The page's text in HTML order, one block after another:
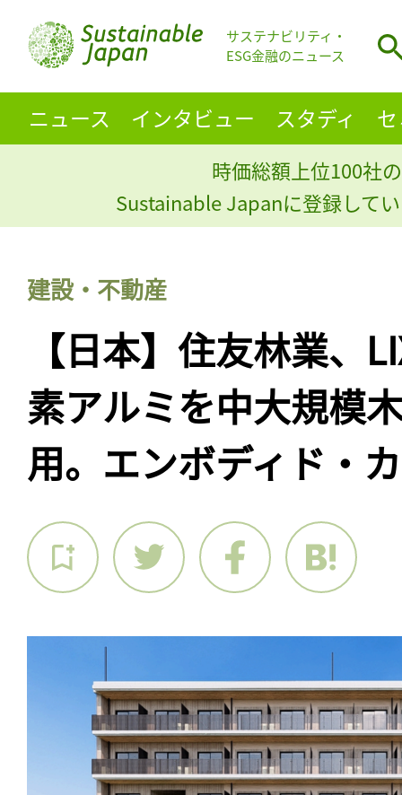
サステナビリティ・
ESG金融のニュース
ニュース インタビュー スタディ
時価総額上位100社
Sustainable Japanに登録して
建設・不動産
【日本】住友林業、
素アルミを中大規模
用。エンボディド・